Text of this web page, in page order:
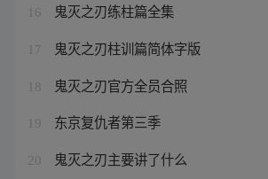
16 鬼灭之刃练柱篇全集
17 鬼灭之刃柱训篇简体字版
18 鬼灭之刃官方全员合照
19 东京复仇者第三季
20 鬼灭之刃主要讲了什么